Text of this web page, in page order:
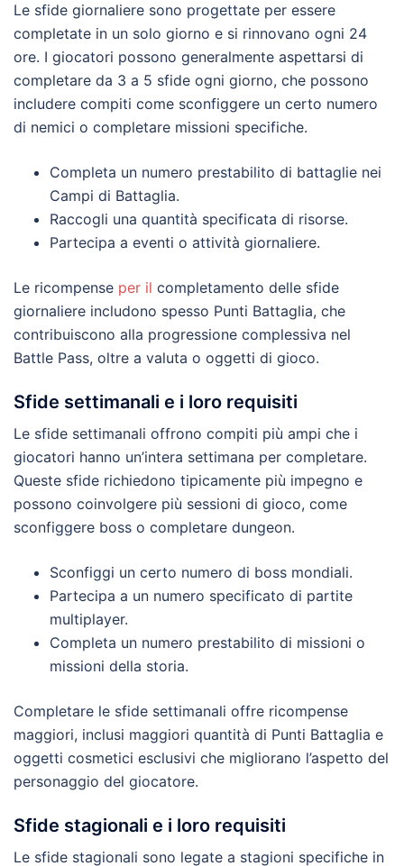
Le sfide giornaliere sono progettate per essere
completate in un solo giorno e si rinnovano ogni 24
ore. I giocatori possono generalmente aspettarsi di
completare da 3 a 5 sfide ogni giorno, che possono
includere compiti come sconfiggere un certo numero
di nemici o completare missioni specifiche.
Completa un numero prestabilito di battaglie nei
Campi di Battaglia.
Raccogli una quantità specificata di risorse.
Partecipa a eventi o attività giornaliere.
Le ricompense per il completamento delle sfide
giornaliere includono spesso Punti Battaglia, che
contribuiscono alla progressione complessiva nel
Battle Pass, oltre a valuta o oggetti di gioco.
Sfide settimanali e i loro requisiti
Le sfide settimanali offrono compiti più ampi che i
giocatori hanno un’intera settimana per completare.
Queste sfide richiedono tipicamente più impegno e
possono coinvolgere più sessioni di gioco, come
sconfiggere boss o completare dungeon.
Sconfiggi un certo numero di boss mondiali.
Partecipa a un numero specificato di partite
multiplayer.
Completa un numero prestabilito di missioni o
missioni della storia.
Completare le sfide settimanali offre ricompense
maggiori, inclusi maggiori quantità di Punti Battaglia e
oggetti cosmetici esclusivi che migliorano l’aspetto del
personaggio del giocatore.
Sfide stagionali e i loro requisiti
Le sfide stagionali sono legate a stagioni specifiche in